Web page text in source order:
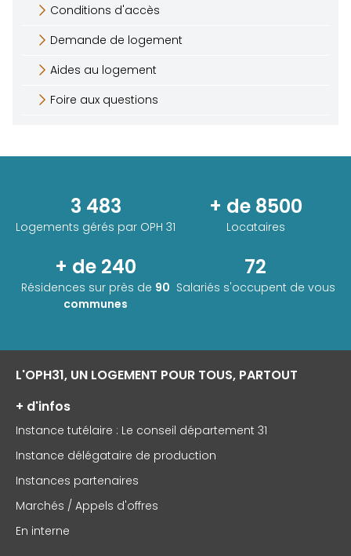
Conditions d'accès
Demande de logement
Aides au logement
Foire aux questions
3 483
Logements gérés par OPH 31
+ de 8500
Locataires
+ de 240
Résidences sur près de 90
communes
72
Salariés s'occupent de vous
L'OPH31, UN LOGEMENT POUR TOUS, PARTOUT
+ d'infos
Instance tutélaire : Le conseil département 31
Instance délégataire de production
Instances partenaires
Marchés / Appels d'offres
En interne